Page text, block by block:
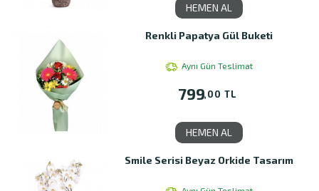
HEMEN AL
Renkli Papatya Gül Buketi
Aynı Gün Teslimat
799,00 TL
HEMEN AL
Smile Serisi Beyaz Orkide Tasarım